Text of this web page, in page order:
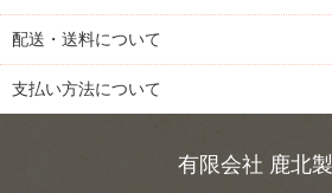
配送・送料について
支払い方法について
有限会社 鹿北